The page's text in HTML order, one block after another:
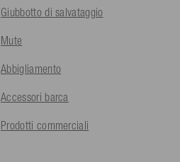
Giubbotto di salvataggio
Mute
Abbigliamento
Accessori barca
Prodotti commerciali